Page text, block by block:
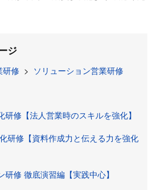
ジ
研修 > ソリューション営業研修
研修【法人営業時のスキルを強化】
研修【資料作成力と伝える力を強化
研修 徹底演習編【実践中心】